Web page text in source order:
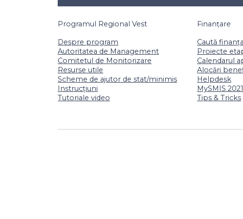
Programul Regional Vest
Despre program
Autoritatea de Management
Comitetul de Monitorizare
Resurse utile
Scheme de ajutor de stat/minimis
Instrucțiuni
Tutoriale video
Finanțare
Caută
Proiecte
Calendarul
Alocări
Helpdesk
MySMIS 2021
Tips & Tricks